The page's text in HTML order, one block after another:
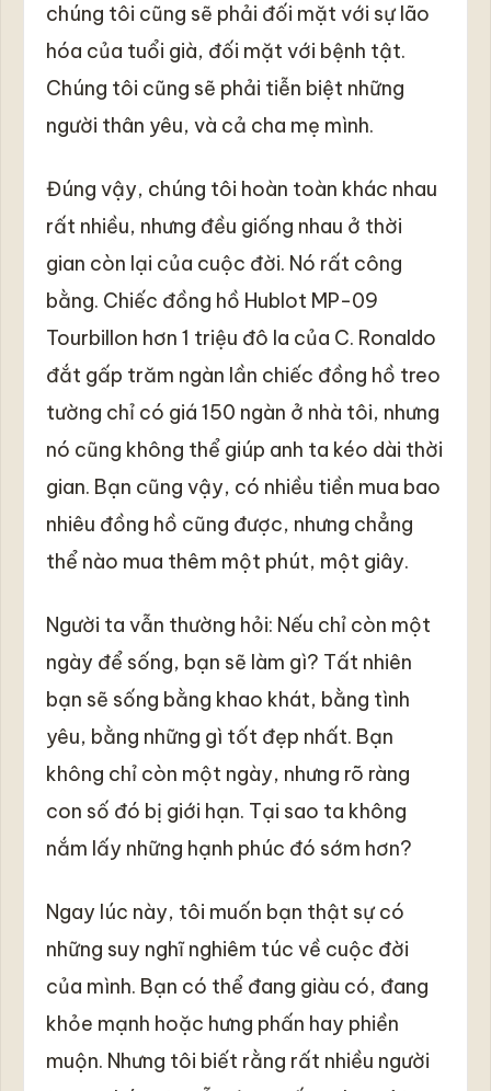
chúng tôi cũng sẽ phải đối mặt với sự lão
hóa của tuổi già, đối mặt với bệnh tật.
Chúng tôi cũng sẽ phải tiễn biệt những
người thân yêu, và cả cha mẹ mình.
Đúng vậy, chúng tôi hoàn toàn khác nhau
rất nhiều, nhưng đều giống nhau ở thời
gian còn lại của cuộc đời. Nó rất công
bằng. Chiếc đồng hồ Hublot MP-09
Tourbillon hơn 1 triệu đô la của C. Ronaldo
đắt gấp trăm ngàn lần chiếc đồng hồ treo
tường chỉ có giá 150 ngàn ở nhà tôi, nhưng
nó cũng không thể giúp anh ta kéo dài thời
gian. Bạn cũng vậy, có nhiều tiền mua bao
nhiêu đồng hồ cũng được, nhưng chẳng
thể nào mua thêm một phút, một giây.
Người ta vẫn thường hỏi: Nếu chỉ còn một
ngày để sống, bạn sẽ làm gì? Tất nhiên
bạn sẽ sống bằng khao khát, bằng tình
yêu, bằng những gì tốt đẹp nhất. Bạn
không chỉ còn một ngày, nhưng rõ ràng
con số đó bị giới hạn. Tại sao ta không
nắm lấy những hạnh phúc đó sớm hơn?
Ngay lúc này, tôi muốn bạn thật sự có
những suy nghĩ nghiêm túc về cuộc đời
của mình. Bạn có thể đang giàu có, đang
khỏe mạnh hoặc hưng phấn hay phiền
muộn. Nhưng tôi biết rằng rất nhiều người